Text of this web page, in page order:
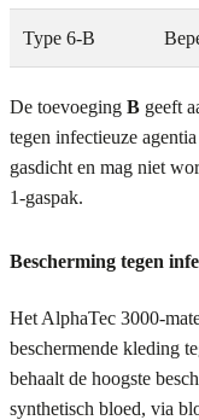
Type 6-B
De toevoeging B geeft
tegen infectieuze
gasdicht en mag niet
1-gaspak.
Bescherming tegen
Het AlphaTec 3000-
beschermende kleding
behaalt de hoogste
synthetisch bloed, via